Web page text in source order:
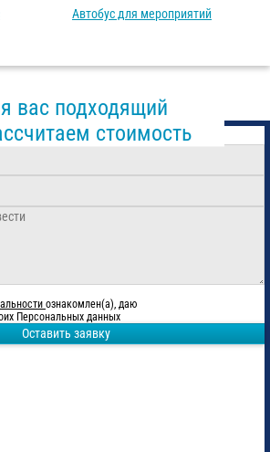
Автобус для мероприятий
вас подходящий
стоимость
ознакомлен(а), даю
Персональных данных
Оставить заявку